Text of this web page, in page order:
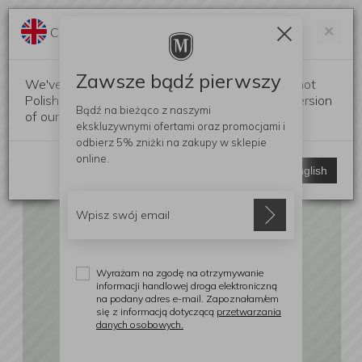
×
Change language?
We've detected that your browser language is not
Polish. Would you like to switch to the English version
of our website?
Switch to English
Zawsze bądź pierwszy
Bądź na bieżąco z naszymi
ekskluzywnymi ofertami oraz promocjami i
odbierz 5% zniżki na zakupy w sklepie
online.
Wyrażam na zgodę na otrzymywanie
informacji handlowej droga elektroniczną
na podany adres e-mail. Zapoznałam/em
się z informacją dotyczącą przetwarzania
danych osobowych.